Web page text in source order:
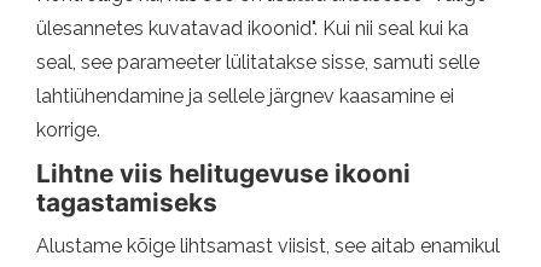
ülesannetes kuvatavad ikoonid". Kui nii seal kui ka
seal, see parameeter lülitatakse sisse, samuti selle
lahtiühendamine ja sellele järgnev kaasamine ei
korrige.
Lihtne viis helitugevuse ikooni
tagastamiseks
Alustame kõige lihtsamast viisist, see aitab enamikul